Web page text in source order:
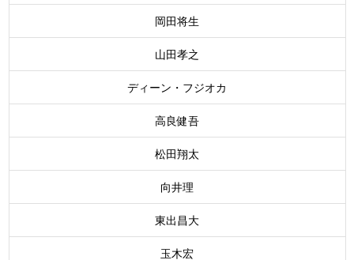
岡田将生
山田孝之
ディーン・フジオカ
高良健吾
松田翔太
向井理
東出昌大
玉木宏